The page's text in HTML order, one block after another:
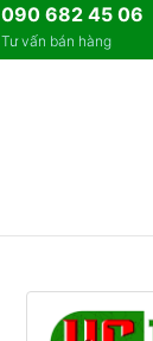
090 682 45 06
Tư vấn bán hàng